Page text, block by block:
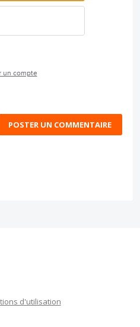
un compte
POSTER UN COMMENTAIRE
d'utilisation